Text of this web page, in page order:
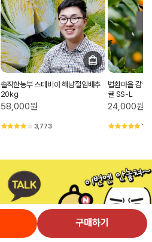
솔직한농부 스테비아 해남절임배추
20kg
58,000원
3,773
법환마을 감귤
귤 SS-L
24,000원
구매하기